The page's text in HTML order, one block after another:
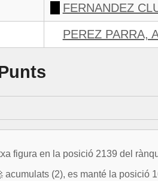
FERNANDEZ
PEREZ PARRA,
figura en la posició 2139 del
acumulats (2), es manté la posició